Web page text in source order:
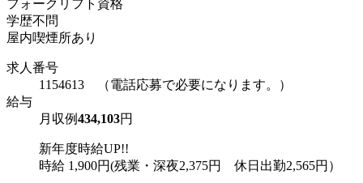
フォークリフト資格
学歴不問
屋内喫煙所あり
求人番号
1154613 （電話応募で必要になります。）
給与
月収例434,103円
新年度時給UP!!
時給 1,900円(残業・深夜2,375円 休日出勤2,565円）